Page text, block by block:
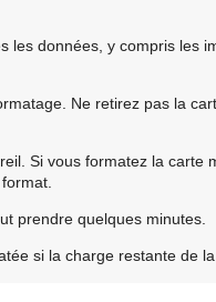
les données, y compris les
Ne retirez pas la
Si vous formatez la carte
prendre quelques minutes.
si la charge restante de